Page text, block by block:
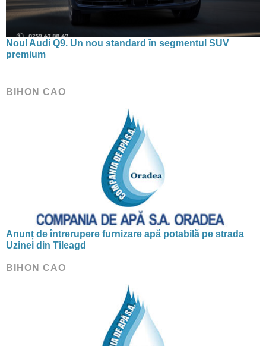
Noul Audi Q9. Un nou standard în segmentul SUV
premium
BIHON CAO
Anunț de întrerupere furnizare apă potabilă pe strada
Uzinei din Tileagd
BIHON CAO